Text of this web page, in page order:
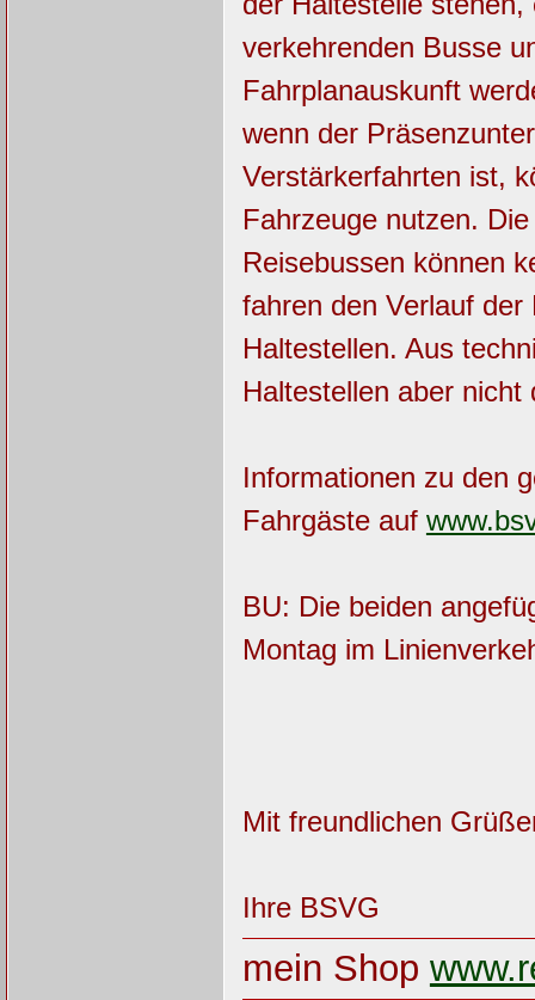
verkehrenden Busse
Fahrplanauskunft
wenn der
Verstärkerfahrten ist,
Fahrzeuge nutzen.
Reisebussen können
fahren den Verlauf
Haltestellen. Aus
Haltestellen aber
Informationen zu den
Fahrgäste auf
BU: Die beiden
Montag im
Mit freundlichen
Ihre BSVG
mein Shop